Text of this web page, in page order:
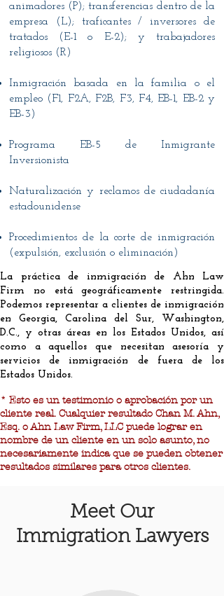
animadores (P); transferencias dentro de la
empresa (L); traficantes / inversores de
tratados (E-1 o E-2); y trabajadores
religiosos (R)
Inmigración basada en la familia o el
empleo (F1, F2A, F2B, F3, F4, EB-1, EB-2 y
EB-3)
Programa EB-5 de Inmigrante
Inversionista
Naturalización y reclamos de ciudadanía
estadounidense
Procedimientos de la corte de inmigración
(expulsión, exclusión o eliminación)
La práctica de inmigración de Ahn Law
Firm no está geográficamente restringida.
Podemos representar a clientes de inmigración
en Georgia, Carolina del Sur, Washington,
D.C., y otras áreas en los Estados Unidos, así
como a aquellos que necesitan asesoría y
servicios de inmigración de fuera de los
Estados Unidos.
* Esto es un testimonio o aprobación por un
cliente real. Cualquier resultado Chan M. Ahn,
Esq. o Ahn Law Firm, LLC puede lograr en
nombre de un cliente en un solo asunto, no
necesariamente indica que se pueden obtener
resultados similares para otros clientes.
Meet Our
Immigration Lawyers